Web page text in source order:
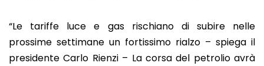
“Le tariffe luce e gas rischiano di subire nelle
prossime settimane un fortissimo rialzo – spiega il
presidente Carlo Rienzi – La corsa del petrolio avrà